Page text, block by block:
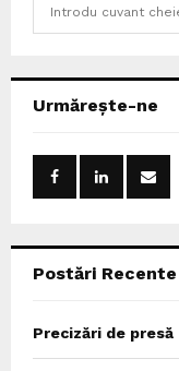
h
Urmărește-ne
Postări Recente
Precizări de presă